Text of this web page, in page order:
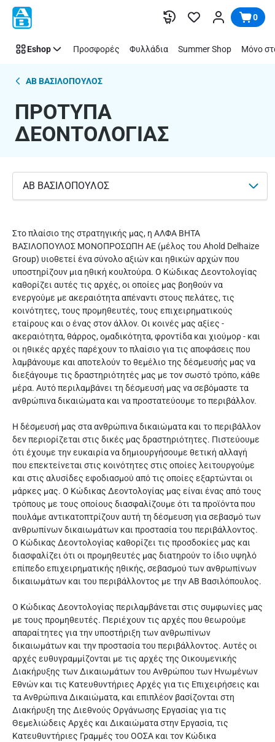
Παράλειψη
ΠΡΟΤΥΠΑ
ΔΕΟΝΤΟΛΟΓΙΑΣ
0
Eshop Προσφορές Φυλλάδια Summer Shop Μόνο
ΑΒ ΒΑΣΙΛΟΠΟΥΛΟΣ
ΠΡΟΤΥΠΑ
ΔΕΟΝΤΟΛΟΓΙΑΣ
ΑΒ ΒΑΣΙΛΟΠΟΥΛΟΣ
Στο πλαίσιο της στρατηγικής μας, η ΑΛΦΑ ΒΗΤΑ
ΒΑΣΙΛΟΠΟΥΛΟΣ ΜΟΝΟΠΡΟΣΩΠΗ ΑΕ (μέλος του Ahold Delhaize
Group) υιοθετεί ένα σύνολο αξιών και ηθικών αρχών που
υποστηρίζουν μια ηθική κουλτούρα. Ο Κώδικας Δεοντολογίας
καθορίζει αυτές τις αρχές, οι οποίες μας βοηθούν να
ενεργούμε με ακεραιότητα απέναντι στους πελάτες, τις
κοινότητες, τους προμηθευτές, τους επιχειρηματικούς
εταίρους και ο ένας στον άλλον. Οι κοινές μας αξίες -
ακεραιότητα, θάρρος, ομαδικότητα, φροντίδα και χιούμορ - και
οι ηθικές αρχές παρέχουν το πλαίσιο για τις αποφάσεις που
λαμβάνουμε και αποτελούν το θεμέλιο της δέσμευσής μας να
διεξάγουμε τις δραστηριότητές μας με τον σωστό τρόπο, κάθε
μέρα. Αυτό περιλαμβάνει τη δέσμευσή μας να σεβόμαστε τα
ανθρώπινα δικαιώματα και να προστατεύουμε το περιβάλλον.
Η δέσμευσή μας στα ανθρώπινα δικαιώματα και το περιβάλλον
δεν περιορίζεται στις δικές μας δραστηριότητες. Πιστεύουμε
ότι έχουμε την ευκαιρία να δημιουργήσουμε θετική αλλαγή
που επεκτείνεται στις κοινότητες στις οποίες λειτουργούμε
και στις αλυσίδες εφοδιασμού από τις οποίες εξαρτώνται οι
μάρκες μας. Ο Κώδικας Δεοντολογίας μας είναι ένας από τους
τρόπους με τους οποίους διασφαλίζουμε ότι τα προϊόντα που
πουλάμε αντικατοπτρίζουν αυτή τη δέσμευση για σεβασμό των
ανθρωπίνων δικαιωμάτων και προστασία του περιβάλλοντος.
Ο Κώδικας Δεοντολογίας καθορίζει τις προσδοκίες μας και
διασφαλίζει ότι οι προμηθευτές μας διατηρούν το ίδιο υψηλό
επίπεδο επιχειρηματικής ηθικής, σεβασμού των ανθρωπίνων
δικαιωμάτων και του περιβάλλοντος με την ΑΒ Βασιλόπουλος.
O Κώδικας Δεοντολογίας περιλαμβάνεται στις συμφωνίες μας
με τους προμηθευτές. Περιέχουν τις αρχές που θεωρούμε
απαραίτητες για την υποστήριξη των ανθρωπίνων
δικαιωμάτων και την προστασία του περιβάλλοντος. Αυτές οι
αρχές ευθυγραμμίζονται με τις αρχές της Οικουμενικής
Διακήρυξης των Δικαιωμάτων του Ανθρώπου των Ηνωμένων
Εθνών και τις Κατευθυντήριες Αρχές για τις Επιχειρήσεις και
τα Ανθρώπινα Δικαιώματα, και επιπλέον βασίζονται στη
Διακήρυξη της Διεθνούς Οργάνωσης Εργασίας για τις
Θεμελιώδεις Αρχές και Δικαιώματα στην Εργασία, τις
Κατευθυντήριες Γραμμές του ΟΟΣΑ και τον Κώδικα